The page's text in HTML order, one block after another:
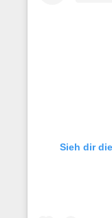
Sieh dir